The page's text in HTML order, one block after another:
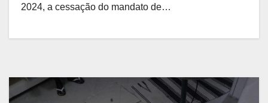
2024, a cessação do mandato de…